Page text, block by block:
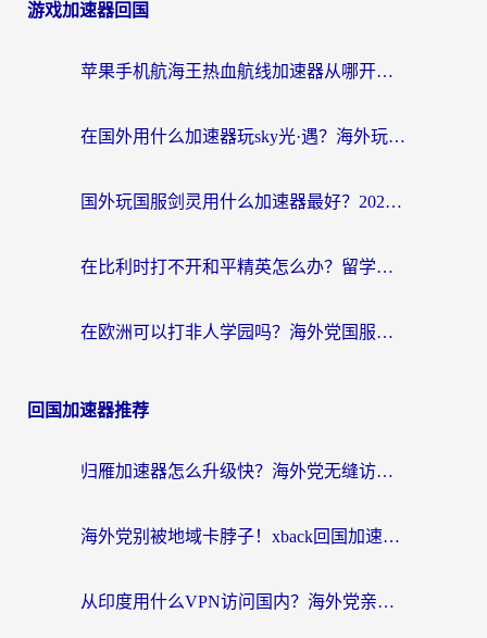
游戏加速器回国
苹果手机航海王热血航线加速器从哪开启？海外玩家国服畅玩全攻略
在国外用什么加速器玩sky光·遇？海外玩家国服畅玩终极指南（附魔兽世界狂暴传奇解决方案）
国外玩国服剑灵用什么加速器最好？2026海外玩家亲测指南（附魔兽世界怀旧服精灵之境加速技巧）
在比利时打不开和平精英怎么办？留学生亲测有效的国服游戏加速方案
在欧洲可以打非人学园吗？海外党国服游戏不卡顿的终极指南
回国加速器推荐
归雁加速器怎么升级快？海外党无缝访问国内资源的全攻略（附免费VPN推荐Dcard热门款）
海外党别被地域卡脖子！xback回国加速器选择全攻略，轻松刷剧玩国服
从印度用什么VPN访问国内？海外党亲测的无缝回国上网指南